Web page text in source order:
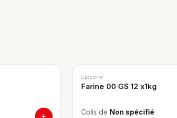
Épicerie
Farine 00 GS 12 x1kg
Colis de Non spécifié